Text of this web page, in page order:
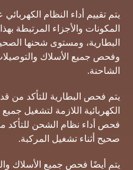
يتم تقييم أداء النظام
المكونات والأجزاء المرتبطة
البطارية، ومستوى شحنها
وفحص جميع الأسلاك
الشاحنة.
يتم فحص البطارية للتأكد من
الكهربائية اللازمة لتشغيل
فحص أداء نظام الشحن للتأكد
صحيح أثناء تشغيل المركبة.
يتم أيضًا فحص جميع الأسلاك